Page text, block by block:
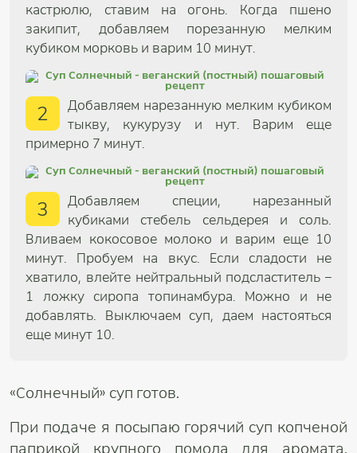
кастрюлю, ставим на огонь. Когда пшено
закипит, добавляем порезанную мелким
кубиком морковь и варим 10 минут.
2
Добавляем нарезанную мелким кубиком
тыкву, кукурузу и нут. Варим еще
примерно 7 минут.
3
Добавляем специи, нарезанный
кубиками стебель сельдерея и соль.
Вливаем кокосовое молоко и варим еще 10
минут. Пробуем на вкус. Если сладости не
хватило, влейте нейтральный подсластитель –
1 ложку сиропа топинамбура. Можно и не
добавлять. Выключаем суп, даем настояться
еще минут 10.
«Солнечный» суп готов.
При подаче я посыпаю горячий суп копченой
паприкой крупного помола для аромата.